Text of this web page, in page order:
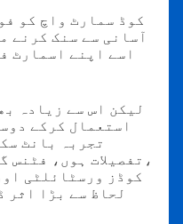
آسانی سے سنک کرنے
اسے اپنے اسمارٹ
لیکن اس سے زیادہ
استعمال کرکے
تجربہ بانٹ
تفصیلات ہوں، فٹنس
لحاظ سے بڑا اثر